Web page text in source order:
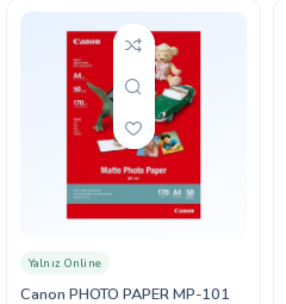
Canon PHOTO PAPER MP-101
Yalnız Online